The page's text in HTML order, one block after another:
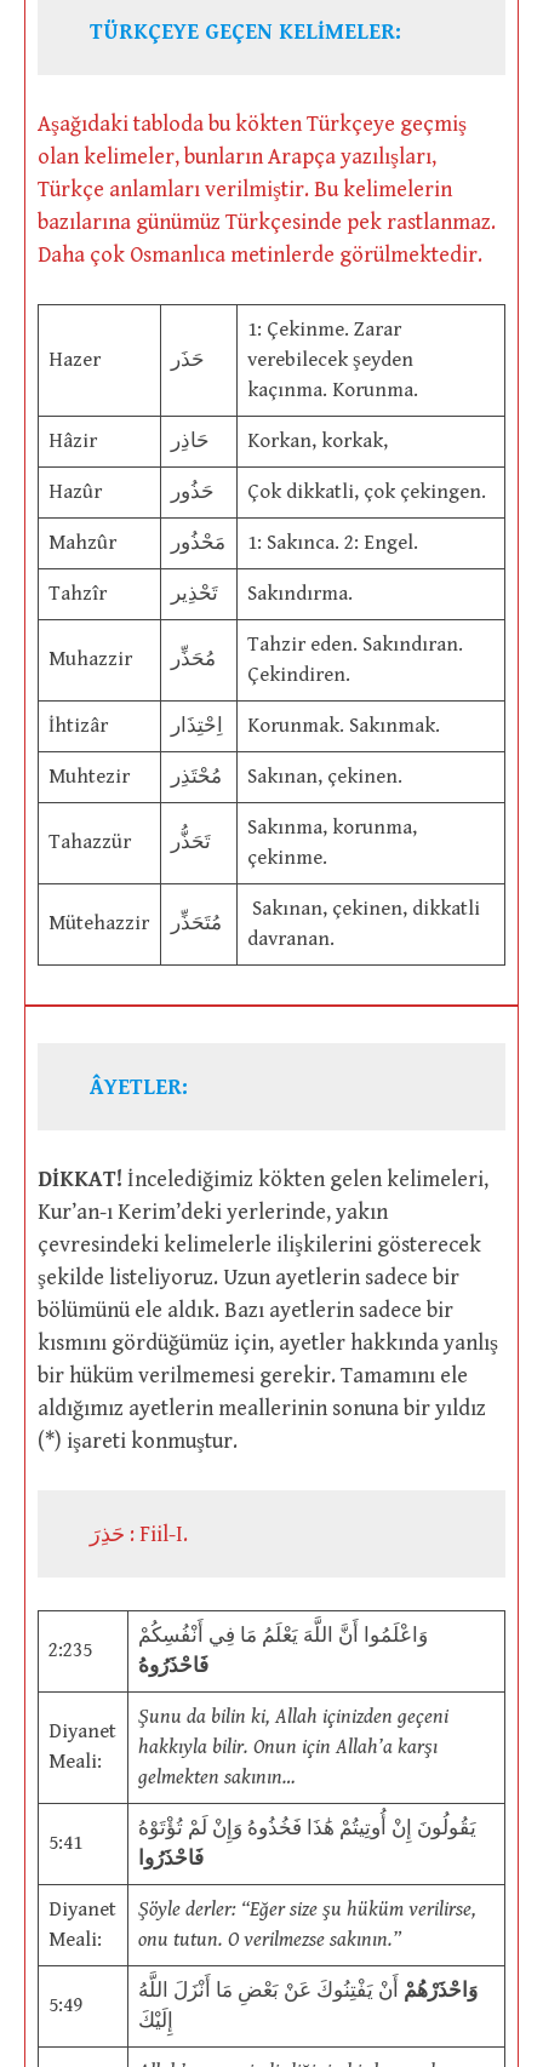
TÜRKÇEYE GEÇEN KELİMELER:
Aşağıdaki tabloda bu kökten Türkçeye geçmiş
olan kelimeler, bunların Arapça yazılışları,
Türkçe anlamları verilmiştir. Bu kelimelerin
bazılarına günümüz Türkçesinde pek rastlanmaz.
Daha çok Osmanlıca metinlerde görülmektedir.
Hazer حَذَر
1: Çekinme. Zarar
verebilecek şeyden
kaçınma. Korunma.
Hâzir حَاذِر Korkan, korkak,
Hazûr حَذُور Çok dikkatli, çok çekingen.
Mahzûr مَحْذُور 1: Sakınca. 2: Engel.
Tahzîr تَحْذِير Sakındırma.
Muhazzir مُحَذِّر
Tahzir eden. Sakındıran.
Çekindiren.
İhtizâr اِحْتِذَار Korunmak. Sakınmak.
Muhtezir مُحْتَذِر Sakınan, çekinen.
Tahazzür تَحَذُّر
Sakınma, korunma,
çekinme.
Mütehazzir مُتَحَذِّر
Sakınan, çekinen, dikkatli
davranan.
ÂYETLER:
DİKKAT! İncelediğimiz kökten gelen kelimeleri,
Kur’an-ı Kerim’deki yerlerinde, yakın
çevresindeki kelimelerle ilişkilerini gösterecek
şekilde listeliyoruz. Uzun ayetlerin sadece bir
bölümünü ele aldık. Bazı ayetlerin sadece bir
kısmını gördüğümüz için, ayetler hakkında yanlış
bir hüküm verilmemesi gerekir. Tamamını ele
aldığımız ayetlerin meallerinin sonuna bir yıldız
(*) işareti konmuştur.
حَذِرَ : Fiil-I.
2:235
وَاعْلَمُوا أَنَّ اللَّهَ يَعْلَمُ مَا فِي أَنْفُسِكُمْ
فَاحْذَرُوهُ
Diyanet
Meali:
Şunu da bilin ki, Allah içinizden geçeni
hakkıyla bilir. Onun için Allah’a karşı
gelmekten sakının…
5:41
يَقُولُونَ إِنْ أُوتِيتُمْ هَٰذَا فَخُذُوهُ وَإِنْ لَمْ تُؤْتَوْهُ
فَاحْذَرُوا
Diyanet
Meali:
Şöyle derler: “Eğer size şu hüküm verilirse,
onu tutun. O verilmezse sakının.”
5:49
وَاحْذَرْهُمْ أَنْ يَفْتِنُوكَ عَنْ بَعْضِ مَا أَنْزَلَ اللَّهُ
إِلَيْكَ